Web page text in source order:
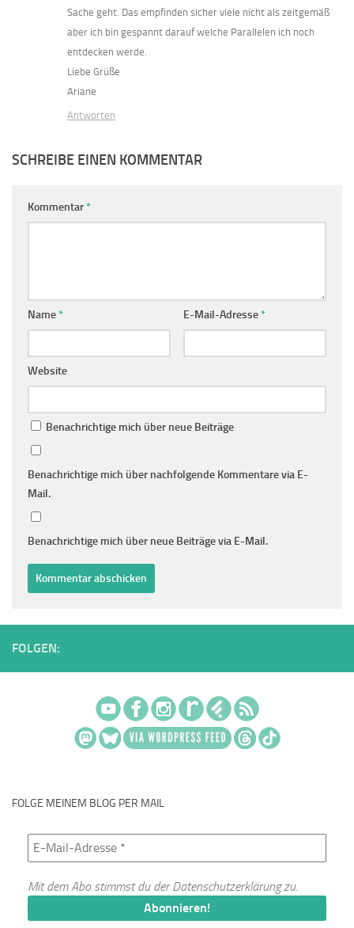
Sache geht. Das empfinden sicher viele nicht als zeitgemäß
aber ich bin gespannt darauf welche Parallelen ich noch
entdecken werde.
Liebe Grüße
Ariane
Antworten
SCHREIBE EINEN KOMMENTAR
Kommentar*
Name* E-Mail-Adresse*
Website
Benachrichtige mich über neue Beiträge
Benachrichtige mich über nachfolgende Kommentare via E-
Mail.
Benachrichtige mich über neue Beiträge via E-Mail.
FOLGEN:
FOLGE MEINEM BLOG PER MAIL
Mit dem Abo stimmst du derDatenschutzerklärungzu.